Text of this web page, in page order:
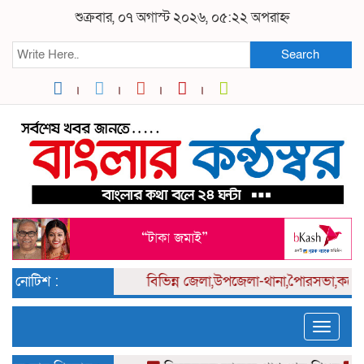
শুক্রবার, ০৭ অগাস্ট ২০২৬, ০৫:২২ অপরাহ্ন
Search
নোটিশ : বিভিন্নজেলা,উপজেলা-থানা,পৈারসভা,কলেজ
Toggle